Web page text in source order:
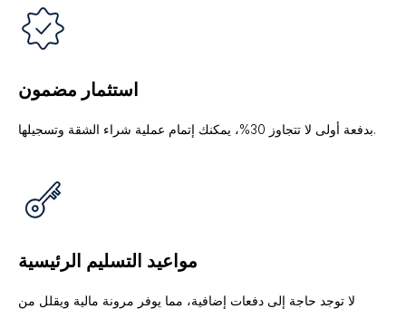
استثمار مضمون
بدفعة أولى لا تتجاوز 30%، يمكنك إتمام عملية شراء الشقة وتسجيلها.
مواعيد التسليم الرئيسية
لا توجد حاجة إلى دفعات إضافية، مما يوفر مرونة مالية ويقلل من